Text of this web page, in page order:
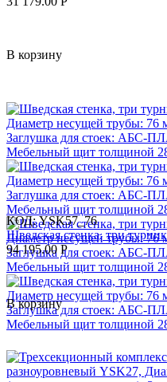
В корзину
КОД: YSK57_76
Шведская стенка, три
94 195.00 Р
В корзину